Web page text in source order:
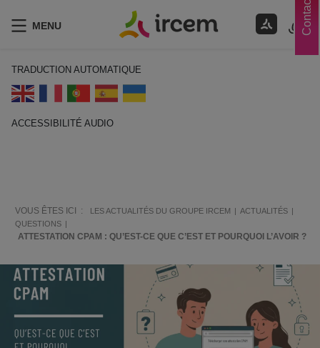
Contacts
MENU
TRADUCTION AUTOMATIQUE
ACCESSIBILITÉ AUDIO
VOUS ÊTES ICI : LES ACTUALITÉS DU GROUPE IRCEM
ACTUALITÉS
QUESTIONS
ATTESTATION CPAM : QU’EST-CE QUE C’EST ET POURQUOI L’AVOIR ?